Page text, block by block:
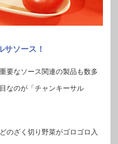
サソース！
要なソース関連の製品も数多
なのが「チャンキーサル
のざく切り野菜がゴロゴロ入